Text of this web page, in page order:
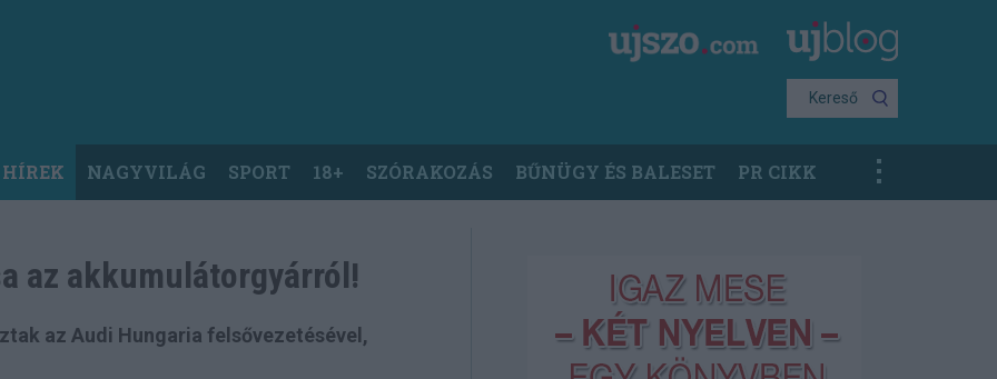
Kereső
NAGYVILÁG SPORT 18+ SZÓRAKOZÁS BŰNÜGY ÉS BALESET PR CIKK
az akkumulátorgyárról!
az Audi Hungaria felsővezetésével,